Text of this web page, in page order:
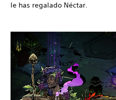
le has regalado Néctar.